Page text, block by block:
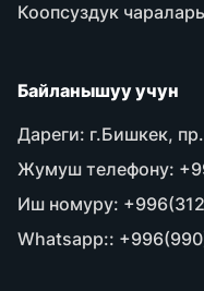
Коопсуздук
Байланышуу учун
Дареги: г.Бишкек,
Жумуш телефону:
Иш номуру:
Whatsapp::